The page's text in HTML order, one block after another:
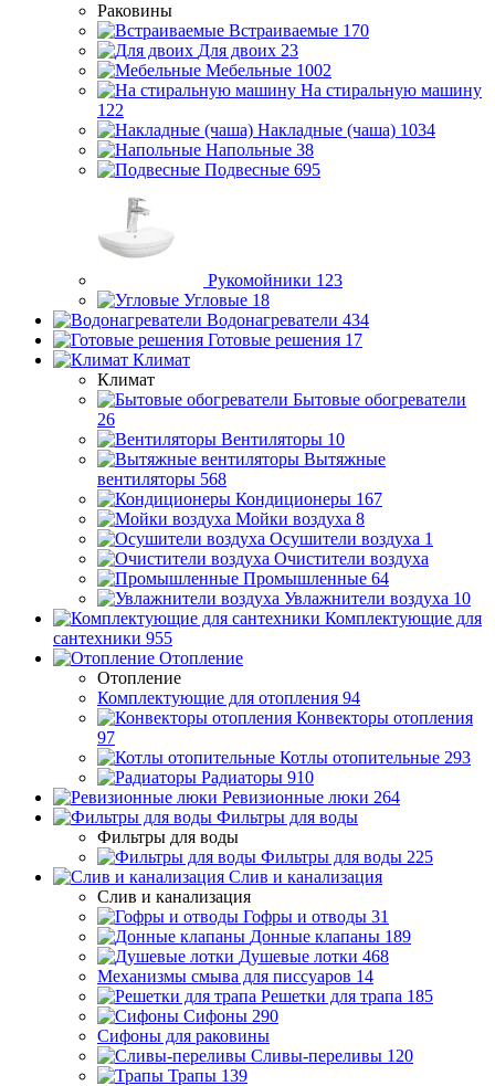
Раковины
Встраиваемые 170
Для двоих 23
Мебельные 1002
На стиральную машину
122
Накладные (чаша) 1034
Напольные 38
Подвесные 695
Рукомойники 123
Угловые 18
Водонагреватели 434
Готовые решения 17
Климат
Климат
Бытовые обогреватели
26
Вентиляторы 10
Вытяжные
вентиляторы 568
Кондиционеры 167
Мойки воздуха 8
Осушители воздуха 1
Очистители воздуха
Промышленные 64
Увлажнители воздуха 10
Комплектующие для
сантехники 955
Отопление
Отопление
Комплектующие для отопления 94
Конвекторы отопления
97
Котлы отопительные 293
Радиаторы 910
Ревизионные люки 264
Фильтры для воды
Фильтры для воды
Фильтры для воды 225
Слив и канализация
Слив и канализация
Гофры и отводы 31
Донные клапаны 189
Душевые лотки 468
Механизмы смыва для писсуаров 14
Решетки для трапа 185
Сифоны 290
Сифоны для раковины
Сливы-переливы 120
Трапы 139